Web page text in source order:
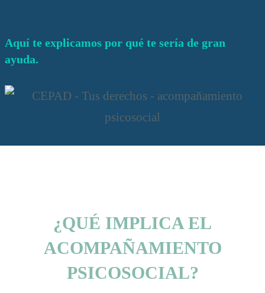
Aquí te explicamos por qué te sería de gran
ayuda.
¿QUÉ IMPLICA EL
ACOMPAÑAMIENTO
PSICOSOCIAL?